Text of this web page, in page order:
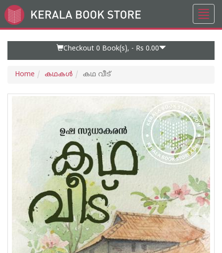
Go
to
Checkout 0 Book(s), - Rs 0.00
Home കഥകള്‍ കഥ വീട്